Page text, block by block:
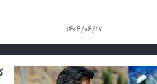
۱۴۰۴/۰۶/۱۷